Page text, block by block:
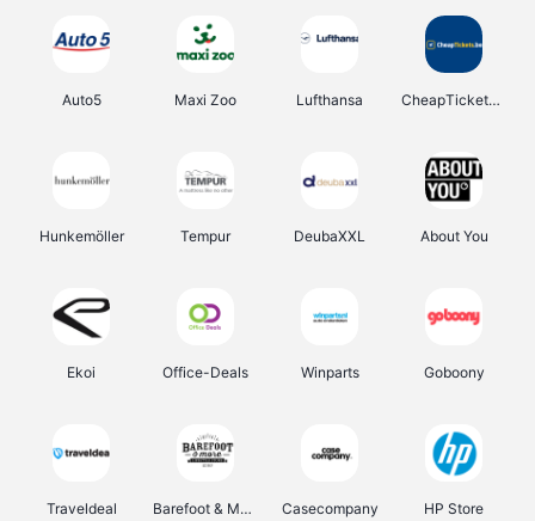
Auto5 Maxi Zoo Lufthansa CheapTickets.be
Hunkemöller Tempur DeubaXXL About You
Ekoi Office-Deals Winparts Goboony
Traveldeal Barefoot & More Casecompany HP Store